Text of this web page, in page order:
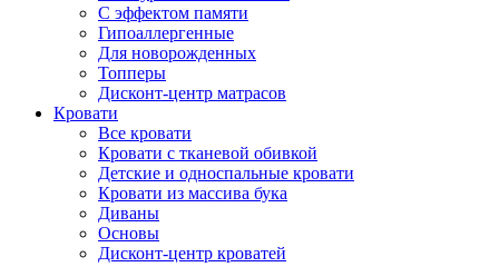
С эффектом памяти
Гипоаллергенные
Для новорожденных
Топперы
Дисконт-центр матрасов
Кровати
Все кровати
Кровати с тканевой обивкой
Детские и односпальные кровати
Кровати из массива бука
Диваны
Основы
Дисконт-центр кроватей